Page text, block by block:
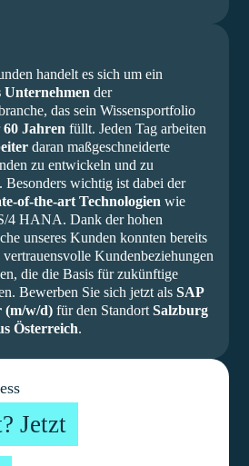
handelt es sich um ein
Unternehmen der
das sein Wissensportfolio
60 Jahren füllt. Jeden Tag arbeiten
daran maßgeschneiderte
zu entwickeln und zu
Besonders wichtig ist dabei der
of-the-art Technologien wie
4 HANA. Dank der hohen
unseres Kunden konnten bereits
Kundenbeziehungen
die die Basis für zukünftige
Bewerben Sie sich jetzt als SAP
(m/w/d) für den Standort Salzburg
Österreich.
Jetzt